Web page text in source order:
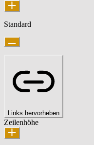
Standard
Links hervorheben
Zeilenhöhe